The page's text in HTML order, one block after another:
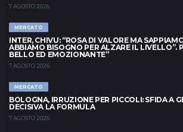
7 AGOSTO 2026
MERCATO
INTER, CHIVU: “ROSA DI VALORE MA
ABBIAMO BISOGNO PER ALZARE IL LIVELLO”.
BELLO ED EMOZIONANTE”
7 AGOSTO 2026
MERCATO
BOLOGNA, IRRUZIONE PER PICCOLI: SFIDA A
DECISIVA LA FORMULA
7 AGOSTO 2026